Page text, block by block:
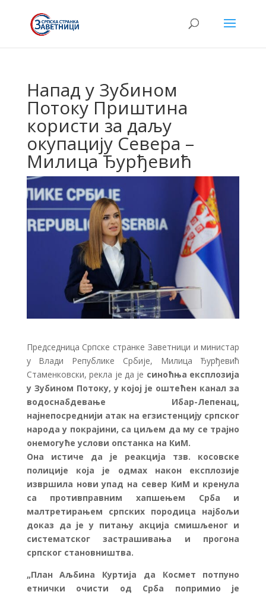
Напад у Зубином
Потоку Приштина
користи за даљу
окупацију Севера –
Милица Ђурђевић
Председница Српске странке Заветници и министар
у Влади Републике Србије, Милица Ђурђевић
Стаменковски, рекла је да је синоћња експлозија
у Зубином Потоку, у којој је оштећен канал за
водоснабдевање Ибар-Лепенац,
најнепосреднији атак на егзистенцију српског
народа у покрајини, са циљем да му се трајно
онемогуће услови опстанка на КиМ.
Она истиче да је реакција тзв. косовске
полиције која је одмах након експлозије
извршила нови упад на север КиМ и кренула
са противправним хапшењем Срба и
малтретирањем српских породица најбољи
доказ да је у питању акција смишљеног и
систематског застрашивања и прогона
српског становништва.
„План Аљбина Куртија да Космет потпуно
етнички очисти од Срба попримио је